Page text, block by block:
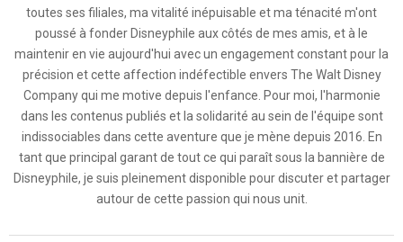
toutes ses filiales, ma vitalité inépuisable et ma ténacité m'ont
poussé à fonder Disneyphile aux côtés de mes amis, et à le
maintenir en vie aujourd'hui avec un engagement constant pour la
précision et cette affection indéfectible envers The Walt Disney
Company qui me motive depuis l'enfance. Pour moi, l'harmonie
dans les contenus publiés et la solidarité au sein de l'équipe sont
indissociables dans cette aventure que je mène depuis 2016. En
tant que principal garant de tout ce qui paraît sous la bannière de
Disneyphile, je suis pleinement disponible pour discuter et partager
autour de cette passion qui nous unit.